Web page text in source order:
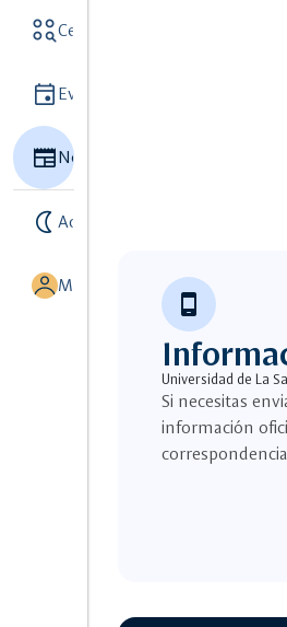
action_keyCentros y Observatorios
event Eventos
NewspaperNoticias
nightlight Activar modo noche
MI UNISALLE
phone_android
Universidad de La
Si necesitas
información